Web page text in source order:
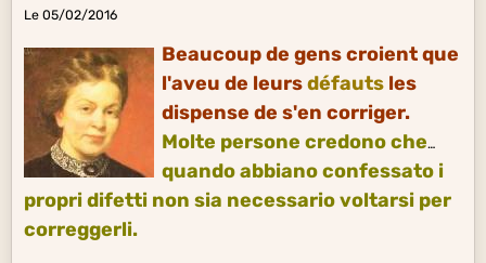
Le 05/02/2016
Beaucoup de gens croient que
l'aveu de leursdéfautsles
dispense de s'en corriger.
Molte persone credono che
quando abbiano confessato i
propri difetti non sia necessario voltarsi per
correggerli.